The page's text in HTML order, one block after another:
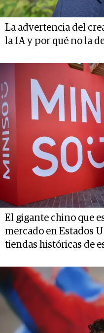
La advertencia del
la IA y por qué no la
El gigante chino que
mercado en Estados
tiendas históricas de